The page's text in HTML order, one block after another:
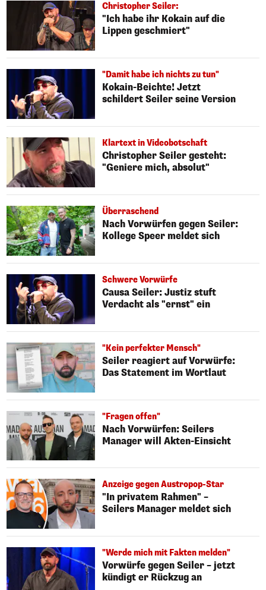
Christopher Seiler:
"Ich habe ihr Kokain auf die
Lippen geschmiert"
"Damit habe ich nichts zu tun"
Kokain-Beichte! Jetzt
schildert Seiler seine Version
Klartext in Videobotschaft
Christopher Seiler gesteht:
"Geniere mich, absolut"
Überraschend
Nach Vorwürfen gegen Seiler:
Kollege Speer meldet sich
Schwere Vorwürfe
Causa Seiler: Justiz stuft
Verdacht als "ernst" ein
"Kein perfekter Mensch"
Seiler reagiert auf Vorwürfe:
Das Statement im Wortlaut
"Fragen offen"
Nach Vorwürfen: Seilers
Manager will Akten-Einsicht
Anzeige gegen Austropop-Star
"In privatem Rahmen" –
Seilers Manager meldet sich
"Werde mich mit Fakten melden"
Vorwürfe gegen Seiler – jetzt
kündigt er Rückzug an